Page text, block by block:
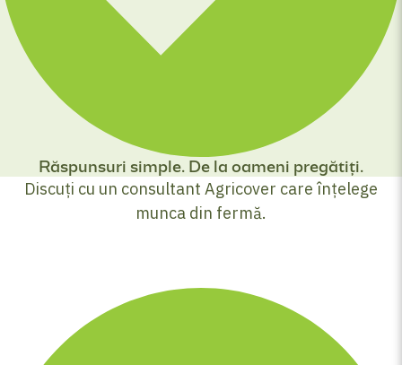
Răspunsuri simple. De la oameni pregătiți.
Discuți cu un consultant Agricover care înțelege
munca din fermă.